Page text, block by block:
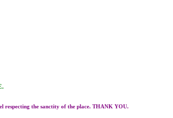
respecting the sanctity of the place. THANK YOU.